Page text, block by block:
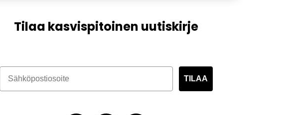
Tilaa kasvispitoinen uutiskirje
TILAA